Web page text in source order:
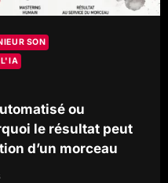
SON
L'IA
ou
le résultat peut
d’un morceau